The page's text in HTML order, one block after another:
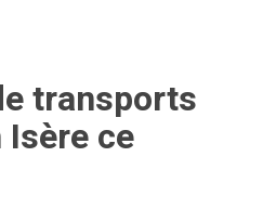
transports
ce